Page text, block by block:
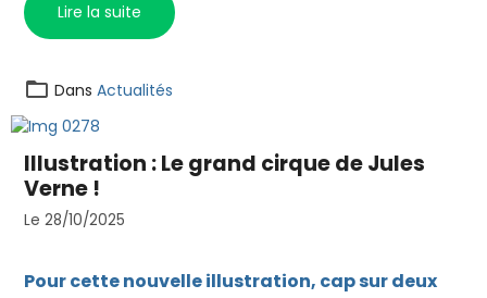
Lire la suite
Dans Actualités
Illustration : Le grand cirque de Jules
Verne !
Le 28/10/2025
Pour cette nouvelle illustration, cap sur deux